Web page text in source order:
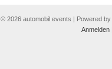
© 2026 automobil events | Powered by
Anmelden|